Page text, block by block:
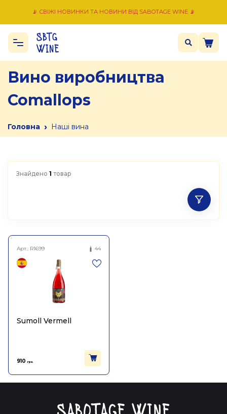
📡 СВІЖІ НОВИНКИ ТА НОВИНИ ВІД SABOTAGE WINE 📡
Вино виробництва
Comallops
Головна › Наші вина
Знайдено 1 товар
Арт.: R1699 44
Sumoll Vermell
910 грн.